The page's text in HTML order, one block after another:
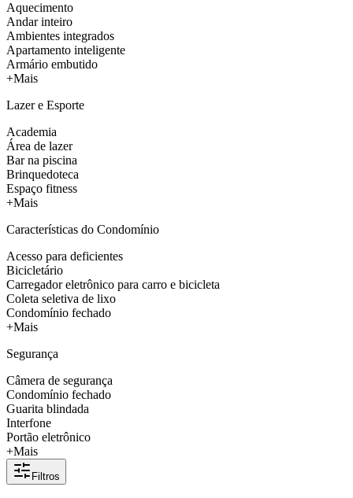
Aquecimento
Andar inteiro
Ambientes integrados
Apartamento inteligente
Armário embutido
+Mais
Lazer e Esporte
Academia
Área de lazer
Bar na piscina
Brinquedoteca
Espaço fitness
+Mais
Características do Condomínio
Acesso para deficientes
Bicicletário
Carregador eletrônico para carro e bicicleta
Coleta seletiva de lixo
Condomínio fechado
+Mais
Segurança
Câmera de segurança
Condomínio fechado
Guarita blindada
Interfone
Portão eletrônico
+Mais
Filtros